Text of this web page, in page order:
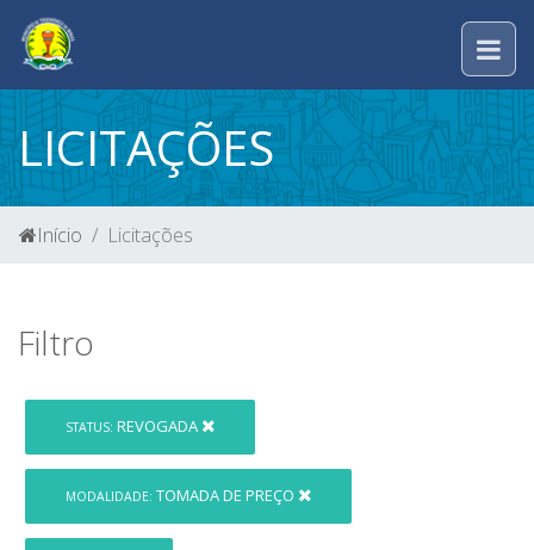
LICITAÇÕES
Início Licitações
Filtro
STATUS: REVOGADA
MODALIDADE: TOMADA DE PREÇO